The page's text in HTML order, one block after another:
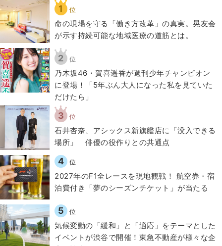
1 位
​命の現場を守る「働き方改革」の真実。晃友会
が示す持続可能な地域医療の道筋とは。
2 位
乃木坂46・賀喜遥香が週刊少年チャンピオン
に登場！「5年ぶん大人になった私を見ていた
だけたら」
3 位
石井杏奈、アシックス新旗艦店に「没入できる
場所」 俳優の役作りとの共通点
4 位
2027年のF1全レースを現地観戦！ 航空券・宿
泊費付き「夢のシーズンチケット」が当たる
5 位
気候変動の「緩和」と「適応」をテーマとした
イベントが渋谷で開催！東急不動産が様々な企